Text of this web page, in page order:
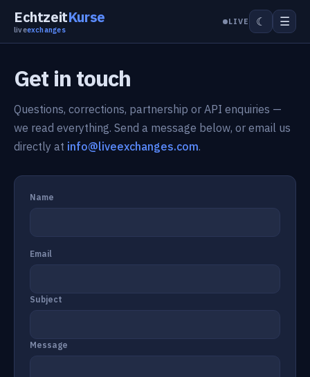
EchtzeitKurse
liveexchanges
LIVE ☾ ☰
Get in touch
Questions, corrections, partnership or API enquiries —
we read everything. Send a message below, or email us
directly at info@liveexchanges.com.
Name
Email
Subject
Message